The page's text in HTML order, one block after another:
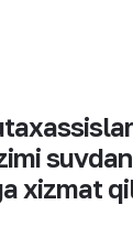
xizmat